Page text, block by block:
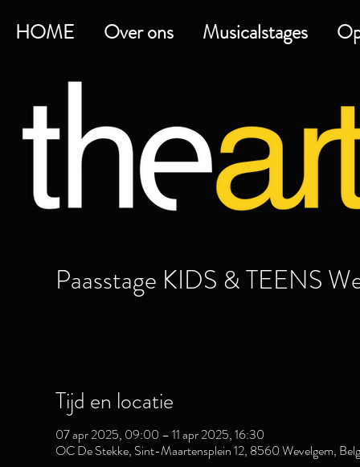
HOME Over ons Musicalstages
Paasstage KIDS & TEENS
Tijd en locatie
07 apr 2025, 09:00 – 11 apr 2025, 16:30
OC De Stekke, Sint-Maartensplein 12, 8560 Wevelgem,